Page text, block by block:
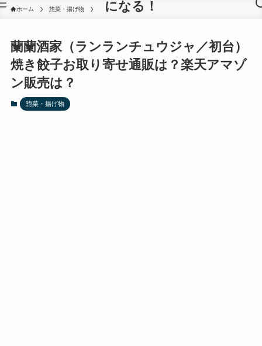
になる！
ホーム 惣菜・揚げ物
蘭蘭酒家（ランランチュウジャ／初台）
焼き餃子お取り寄せ通販は？楽天アマゾ
ン販売は？
惣菜・揚げ物